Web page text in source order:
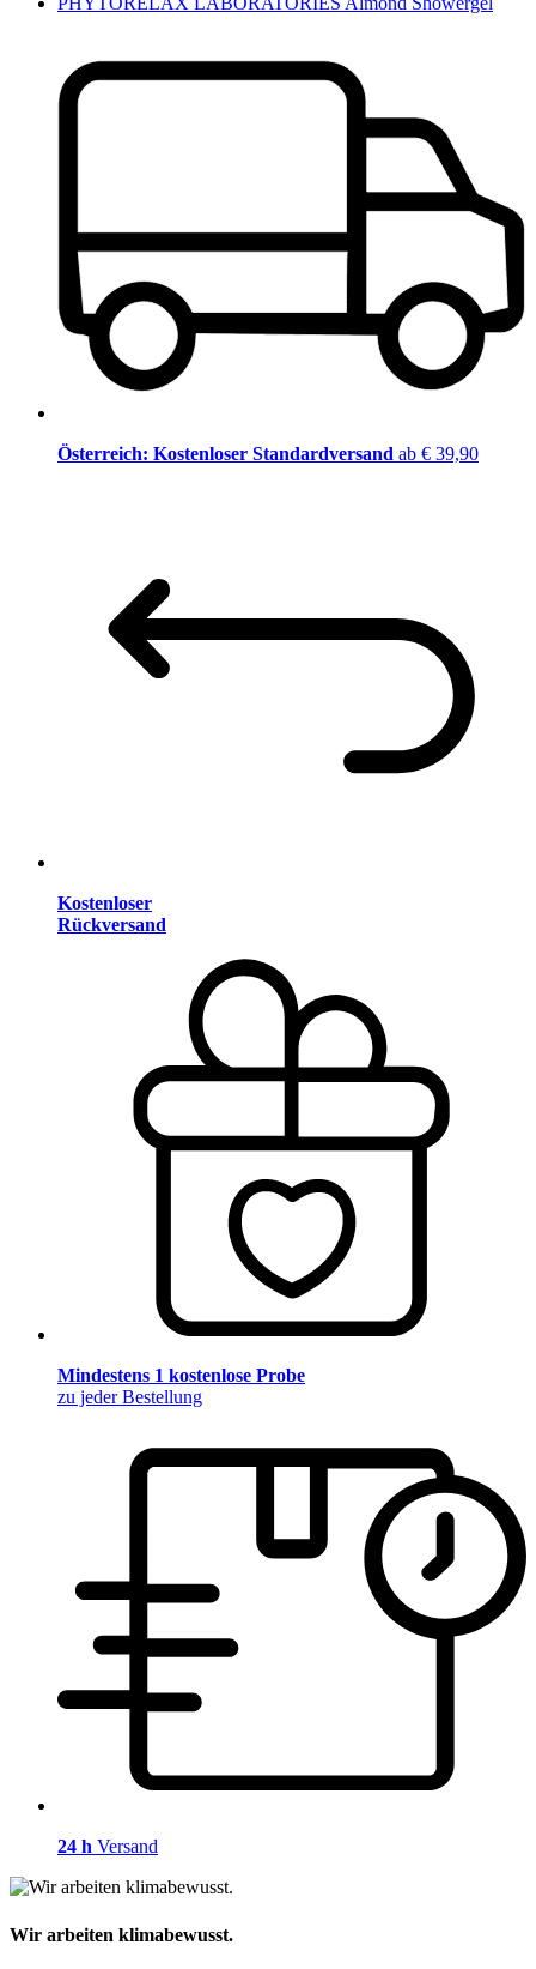
Österreich: Kostenloser Standardversand ab € 39,90
Kostenloser
Rückversand
Mindestens 1 kostenlose Probe
zu jeder Bestellung
24 h Versand
Wir arbeiten klimabewusst.